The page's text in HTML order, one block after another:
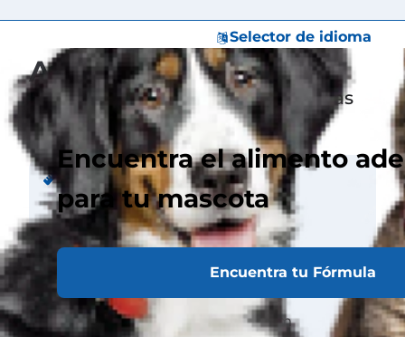
Selector de idioma
Encuentra el alimento
para tu mascota
Encuentra tu Fórmula
Atributos
Braquicéfalo (cara aplastada), orejas
caídas (naturalmente)
Tamaño
Macho 2-5 kg
Altura
Macho 25 cm
Hembra 23 cm